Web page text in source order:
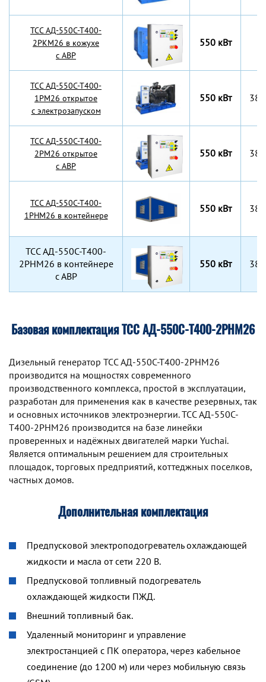
TCC АД-550С-Т400-
2РКМ26 в кожухе
с АВР
550 кВт
TCC АД-550С-Т400-
1РМ26 открытое
с электрозапуском
550 кВт
TCC АД-550С-Т400-
2РМ26 открытое
с АВР
550 кВт
TCC АД-550С-Т400-
1РНМ26 в контейнере
550 кВт
TCC АД-550С-Т400-
2РНМ26 в контейнере
с АВР
550 кВт
Базовая комплектация ТСС АД-550С-Т400-2РНМ26
Дизельный генератор TCC АД-550С-Т400-2РНМ26
производится на мощностях современного
производственного комплекса, простой в эксплуатации,
разработан для применения как в качестве резервных, так
и основных источников электроэнергии. TCC АД-550С-
Т400-2РНМ26 производится на базе линейки
проверенных и надёжных двигателей марки Yuchai.
Является оптимальным решением для строительных
площадок, торговых предприятий, коттеджных поселков,
частных домов.
Дополнительная комплектация
Предпусковой электроподогреватель охлаждающей
жидкости и масла от сети 220 В.
Предпусковой топливный подогреватель
охлаждающей жидкости ПЖД.
Внешний топливный бак.
Удаленный мониторинг и управление
электростанцией с ПК оператора, через кабельное
соединение (до 1200 м) или через мобильную связь